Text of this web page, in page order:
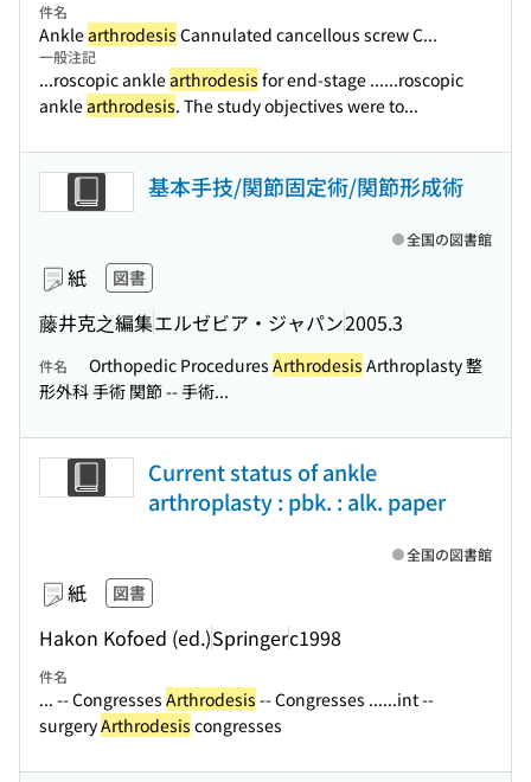
件名
Anklearthrodesis Cannulated cancellous screw C...
一般注記
...roscopic anklearthrodesis for end-stage ......roscopic
anklearthrodesis. The study objectives were to...
基本手技/関節固定術/関節形成術
紙 図書
藤井克之編集エルゼビア・ジャパン2005.3
全国の図書館
件名 Orthopedic Procedures Arthrodesis Arthroplasty 整
形外科 手術 関節 -- 手術...
Current status of ankle
arthroplasty : pbk. : alk. paper
紙 図書
Hakon Kofoed (ed.)Springerc1998
全国の図書館
件名
... -- Congresses Arthrodesis -- Congresses ......int --
surgeryArthrodesis congresses